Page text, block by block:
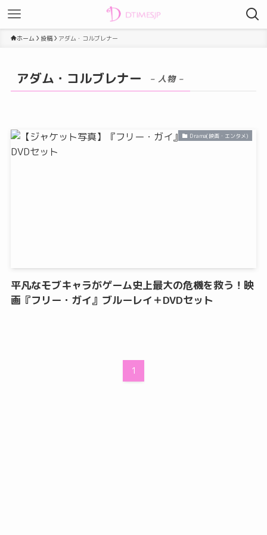
ホーム 投稿 アダム・コルブレナー
アダム・コルブレナー – 人物 –
Drama(映画・エンタメ)
平凡なモブキャラがゲーム史上最大の危機を救う！映
画『フリー・ガイ』ブルーレイ＋DVDセット
1